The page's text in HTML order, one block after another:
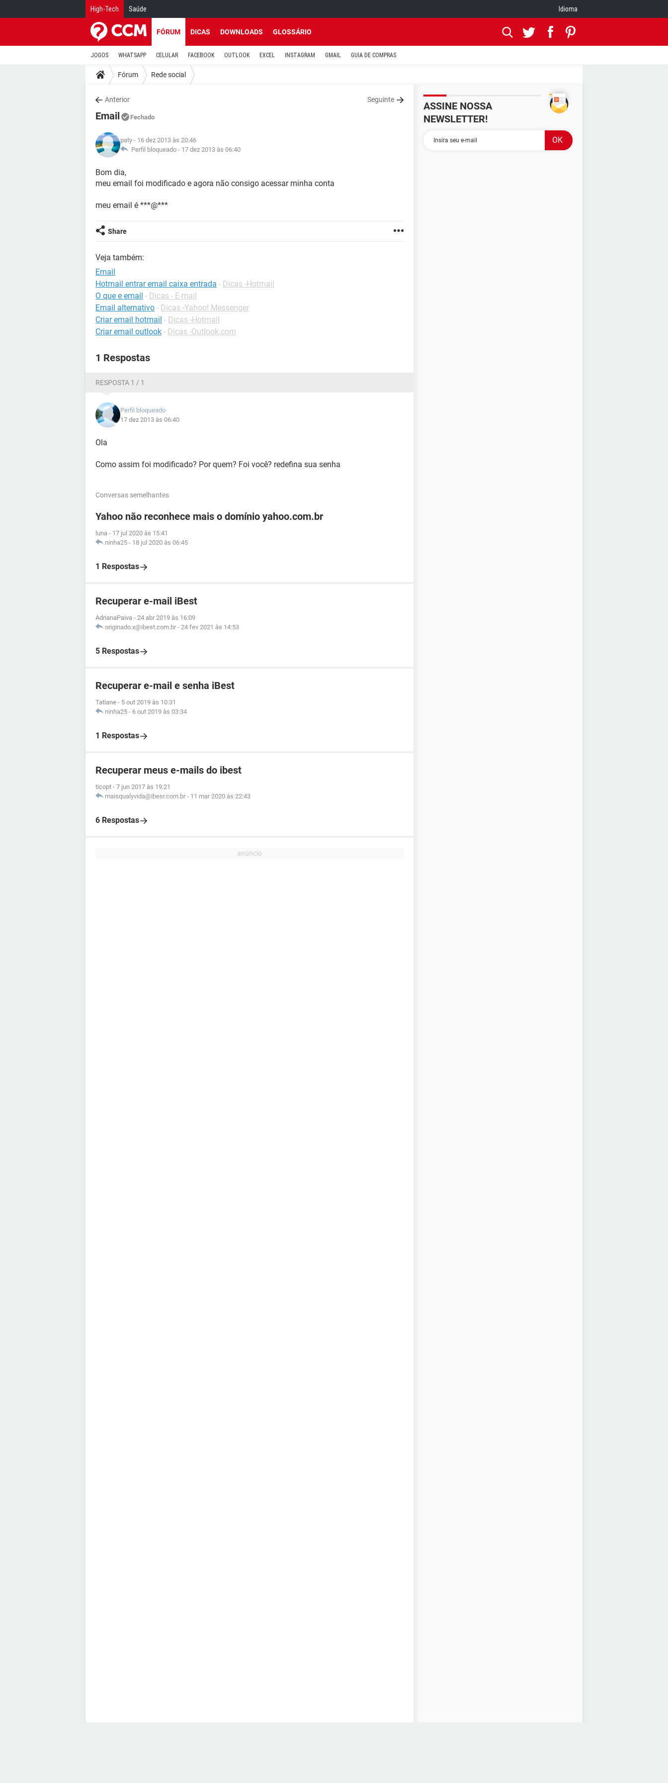
High-Tech Saúde Idioma
FÓRUM DICAS DOWNLOADS GLOSSÁRIO
JOGOS WHATSAPP CELULAR FACEBOOK OUTLOOK EXCEL INSTAGRAM GMAIL GUIA DE COMPRAS
Fórum Rede social
Anterior Seguinte
Email Fechado
paty - 16 dez 2013 às 20:46
Perfil bloqueado - 17 dez 2013 às 06:40
Bom dia,
meu email foi modificado e agora não consigo acessar minha conta
meu email é ***@***
Share
Veja também:
Email
Hotmail entrar email caixa entrada - Dicas -Hotmail
O que e email - Dicas - E-mail
Email alternativo - Dicas -Yahoo! Messenger
Criar email hotmail - Dicas -Hotmail
Criar email outlook - Dicas -Outlook.com
1 Respostas
RESPOSTA 1 / 1
Perfil bloqueado
17 dez 2013 às 06:40
Ola
Como assim foi modificado? Por quem? Foi você? redefina sua senha
Conversas semelhantes
Yahoo não reconhece mais o domínio yahoo.com.br
luna - 17 jul 2020 às 15:41
ninha25 - 18 jul 2020 às 06:45
1 Respostas
Recuperar e-mail iBest
AdrianaPaiva - 24 abr 2019 às 16:09
originado.x@ibest.com.br - 24 fev 2021 às 14:53
5 Respostas
Recuperar e-mail e senha iBest
Tatiane - 5 out 2019 às 10:31
ninha25 - 6 out 2019 às 03:34
1 Respostas
Recuperar meus e-mails do ibest
ticopt - 7 jun 2017 às 19:21
maisqualyvida@ibesr.com.br - 11 mar 2020 às 22:43
6 Respostas
ASSINE NOSSA
NEWSLETTER!